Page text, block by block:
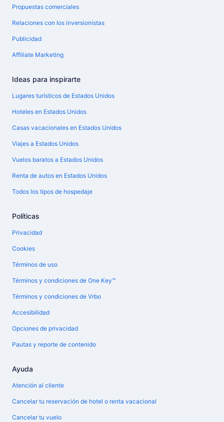
Propuestas comerciales
Relaciones con los inversionistas
Publicidad
Affiliate Marketing
Ideas para inspirarte
Lugares turísticos de Estados Unidos
Hoteles en Estados Unidos
Casas vacacionales en Estados Unidos
Viajes a Estados Unidos
Vuelos baratos a Estados Unidos
Renta de autos en Estados Unidos
Todos los tipos de hospedaje
Políticas
Privacidad
Cookies
Términos de uso
Términos y condiciones de One Key™
Términos y condiciones de Vrbo
Accesibilidad
Opciones de privacidad
Pautas y reporte de contenido
Ayuda
Atención al cliente
Cancelar tu reservación de hotel o renta vacacional
Cancelar tu vuelo